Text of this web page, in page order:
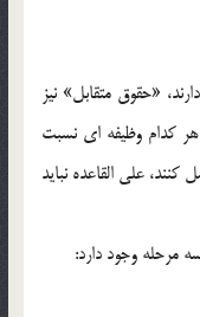
«حقوق متقابل» نيز
هر کدام وظيفه اي نسبت
علي القاعده نبايد
مرحله وجود دارد: